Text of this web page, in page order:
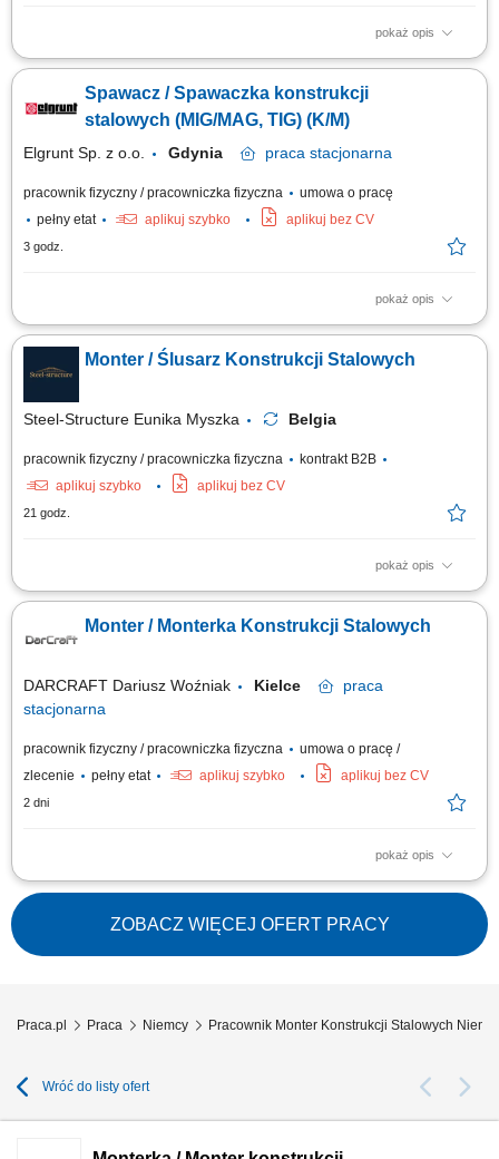
pokaż opis
Opis stanowiska: Montaż i demontaż rusztowań na obiektach
brygadzistą w zakresie realizacji projektu budowlanego;
Spawacz / Spawaczka konstrukcji
stalowych (MIG/MAG, TIG) (K/M)
Elgrunt Sp. z o.o. Gdynia praca stacjonarna
pracownik fizyczny / pracowniczka fizyczna
umowa o pracę
pełny etat
aplikuj szybko aplikuj bez CV
3 godz.
pokaż opis
przygotowanie elementów stalowych do spawania (cięcie, wiercenie,
fazowanie), wykonywanie spawania konstrukcji stalowych metodami
MIG/MAG oraz TIG, obróbka i wykańczanie spoin, kontrola jakości
stan techniczny i czystość...
Monter / Ślusarz Konstrukcji Stalowych
Steel-Structure Eunika Myszka Belgia
pracownik fizyczny / pracowniczka fizyczna
kontrakt B2B
aplikuj szybko
aplikuj bez CV
21 godz.
pokaż opis
Zakres obowiązków montaż elementów konstrukcji stalowych na
wiercenie, cięcie oraz przygotowywanie elementów do montażu,
Monter / Monterka Konstrukcji Stalowych
DARCRAFT Dariusz Woźniak Kielce
praca
stacjonarna
pracownik fizyczny / pracowniczka fizyczna
umowa o pracę /
zlecenie
pełny etat aplikuj szybko aplikuj bez CV
2 dni
pokaż opis
Zakres obowiązków: montaż, składanie oraz spawanie konstrukcji
stalowych na podstawie rysunku technicznego, montaż konstrukcji
stalowych na placach budowy, przygotowywanie elementów do spawania
oraz dalszej obróbki, czyszczenie i przygotowywanie konstrukcji do
cynkowania, wykonywanie...
ZOBACZ WIĘCEJ OFERT PRACY
Praca.pl Praca Niemcy Pracownik Monter Konstrukcji Stalowych
Wróć do listy ofert